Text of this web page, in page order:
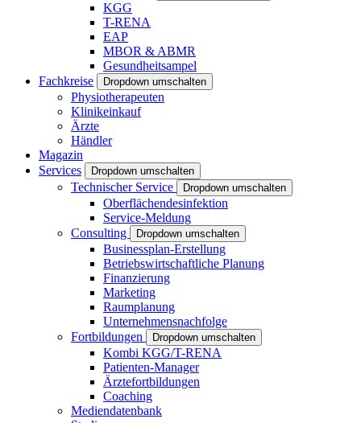
KGG
T-RENA
EAP
MBOR & ABMR
Gesundheitsampel
Fachkreise
Dropdown umschalten
Physiotherapeuten
Klinikeinkauf
Ärzte
Händler
Magazin
Services
Dropdown umschalten
Technischer Service Dropdown umschalten
Oberflächendesinfektion
Service-Meldung
Consulting
Dropdown umschalten
Businessplan-Erstellung
Betriebswirtschaftliche Planung
Finanzierung
Marketing
Raumplanung
Unternehmensnachfolge
Fortbildungen
Dropdown umschalten
Kombi KGG/T-RENA
Patienten-Manager
Ärztefortbildungen
Coaching
Mediendatenbank